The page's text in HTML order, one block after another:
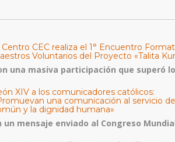
Centro CEC realiza el 1° Encuentro
Voluntarios del Proyecto «Talita
una masiva participación que superó
XIV a los comunicadores católicos:
una comunicación al servicio
y la dignidad humana»
un mensaje enviado al Congreso